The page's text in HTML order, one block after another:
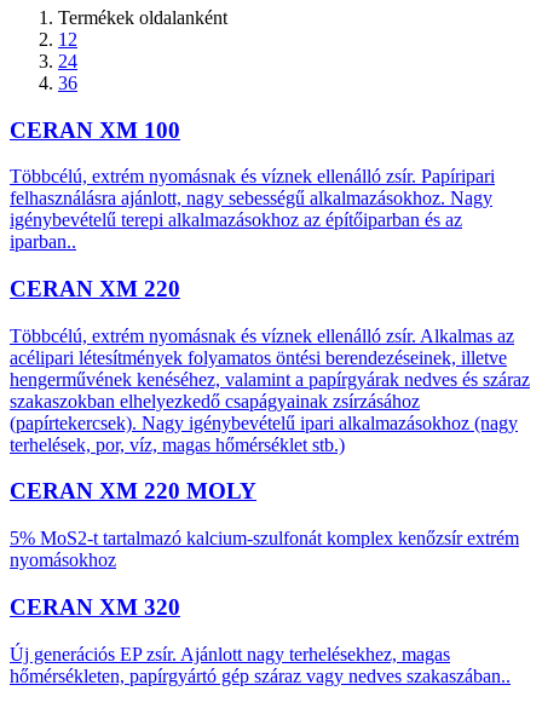
Termékek oldalanként
12
24
36
CERAN XM 100
Többcélú, extrém nyomásnak és víznek ellenálló zsír. Papíripari
felhasználásra ajánlott, nagy sebességű alkalmazásokhoz. Nagy
igénybevételű terepi alkalmazásokhoz az építőiparban és az
iparban..
CERAN XM 220
Többcélú, extrém nyomásnak és víznek ellenálló zsír. Alkalmas az
acélipari létesítmények folyamatos öntési berendezéseinek, illetve
hengerművének kenéséhez, valamint a papírgyárak nedves és száraz
szakaszokban elhelyezkedő csapágyainak zsírzásához
(papírtekercsek). Nagy igénybevételű ipari alkalmazásokhoz (nagy
terhelések, por, víz, magas hőmérséklet stb.)
CERAN XM 220 MOLY
5% MoS2-t tartalmazó kalcium-szulfonát komplex kenőzsír extrém
nyomásokhoz
CERAN XM 320
Új generációs EP zsír. Ajánlott nagy terhelésekhez, magas
hőmérsékleten, papírgyártó gép száraz vagy nedves szakaszában..